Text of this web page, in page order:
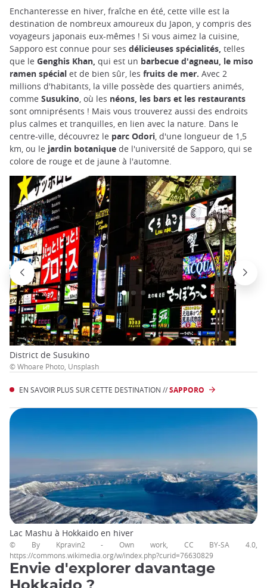
Enchanteresse en hiver, fraîche en été, cette ville est la
destination de nombreux amoureux du Japon, y compris des
voyageurs japonais eux-mêmes ! Si vous aimez la cuisine,
Sapporo est connue pour ses délicieuses spécialités, telles
que le Genghis Khan, qui est un barbecue d'agneau, le miso
ramen spécial et de bien sûr, les fruits de mer. Avec 2
millions d'habitants, la ville possède des quartiers animés,
comme Susukino , où les néons, les bars et les restaurants
sont omniprésents ! Mais vous trouverez aussi des endroits
plus calmes et tranquilles, en lien avec la nature. Dans le
centre-ville, découvrez le parc Odori , d'une longueur de 1,5
km, ou le jardin botanique de l'université de Sapporo, qui se
colore de rouge et de jaune à l'automne.
District de Susukino
© Whoare Photo, Unsplash
EN SAVOIR PLUS SUR CETTE DESTINATION //SAPPORO
Envie d'explorer davantage
Lac Mashu à Hokkaido en hiver
© By Kpravin2 - Own work, CC BY-SA 4.0,
https://commons.wikimedia.org/w/index.php?curid=76630829